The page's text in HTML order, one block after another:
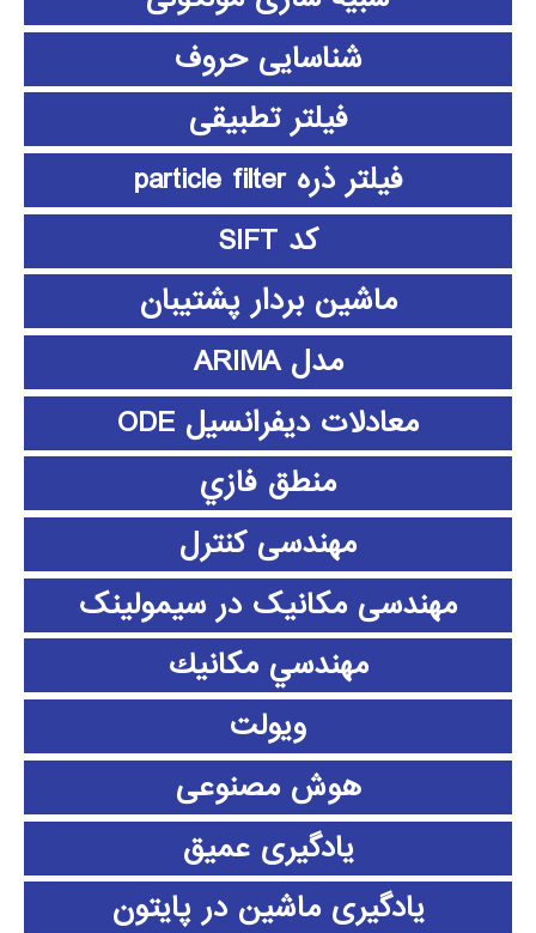
شناسایی حروف
فیلتر تطبیقی
فیلتر ذره particle filter
کد SIFT
ماشین بردار پشتیبان
مدل ARIMA
معادلات دیفرانسیل ODE
منطق فازي
مهندسی کنترل
مهندسی مکانیک در سیمولینک
مهندسي مكانيك
ویولت
هوش مصنوعی
یادگیری عمیق
یادگیری ماشین در پایتون